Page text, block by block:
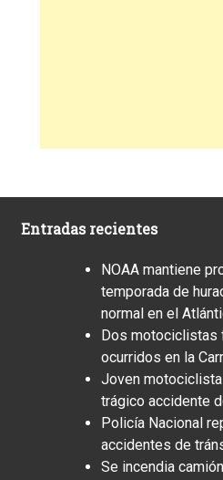
Entradas recientes
NOAA mantiene
temporada de
normal en el
Dos motociclistas
ocurridos en la
Joven
trágico accidente
Policía Nacional
accidentes de
Se incendia